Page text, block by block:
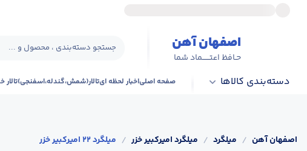
اصفهان آهن
حـافظ اعتــــــماد شما
جستجو دسته‌بندی ، محصول و ...
دسته‌بندی کالاها صفحه اصلیاخبار لحظه ایتالار(شمش،گندله،اسفنجی)تالار
اصفهان آهن / میلگرد / میلگرد امیرکبیر خزر / میلگرد 22 امیرکبیر خزر